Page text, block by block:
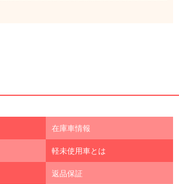
在庫車情報
軽未使用車とは
返品保証